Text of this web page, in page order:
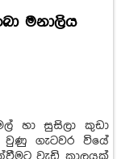
මනාලිය
හා සුසිලා කුඩා
ගැටවර වියේ
වැඩි කාලයක්